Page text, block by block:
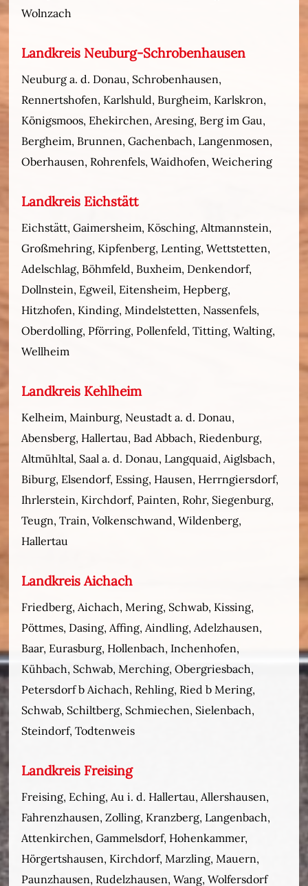
Wolnzach
Landkreis Neuburg-Schrobenhausen
Neuburg a. d. Donau, Schrobenhausen,
Rennertshofen, Karlshuld, Burgheim, Karlskron,
Königsmoos, Ehekirchen, Aresing, Berg im Gau,
Bergheim, Brunnen, Gachenbach, Langenmosen,
Oberhausen, Rohrenfels, Waidhofen, Weichering
Landkreis Eichstätt
Eichstätt, Gaimersheim, Kösching, Altmannstein,
Großmehring, Kipfenberg, Lenting, Wettstetten,
Adelschlag, Böhmfeld, Buxheim, Denkendorf,
Dollnstein, Egweil, Eitensheim, Hepberg,
Hitzhofen, Kinding, Mindelstetten, Nassenfels,
Oberdolling, Pförring, Pollenfeld, Titting, Walting,
Wellheim
Landkreis Kehlheim
Kelheim, Mainburg, Neustadt a. d. Donau,
Abensberg, Hallertau, Bad Abbach, Riedenburg,
Altmühltal, Saal a. d. Donau, Langquaid, Aiglsbach,
Biburg, Elsendorf, Essing, Hausen, Herrngiersdorf,
Ihrlerstein, Kirchdorf, Painten, Rohr, Siegenburg,
Teugn, Train, Volkenschwand, Wildenberg,
Hallertau
Landkreis Aichach
Friedberg, Aichach, Mering, Schwab, Kissing,
Pöttmes, Dasing, Affing, Aindling, Adelzhausen,
Baar, Eurasburg, Hollenbach, Inchenhofen,
Kühbach, Schwab, Merching, Obergriesbach,
Petersdorf b Aichach, Rehling, Ried b Mering,
Schwab, Schiltberg, Schmiechen, Sielenbach,
Steindorf, Todtenweis
Landkreis Freising
Freising, Eching, Au i. d. Hallertau, Allershausen,
Fahrenzhausen, Zolling, Kranzberg, Langenbach,
Attenkirchen, Gammelsdorf, Hohenkammer,
Hörgertshausen, Kirchdorf, Marzling, Mauern,
Paunzhausen, Rudelzhausen, Wang, Wolfersdorf